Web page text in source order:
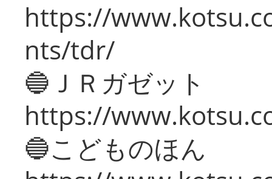
https://
nts/tdr/
🔵ＪＲガゼット
https://
🔵こどものほん